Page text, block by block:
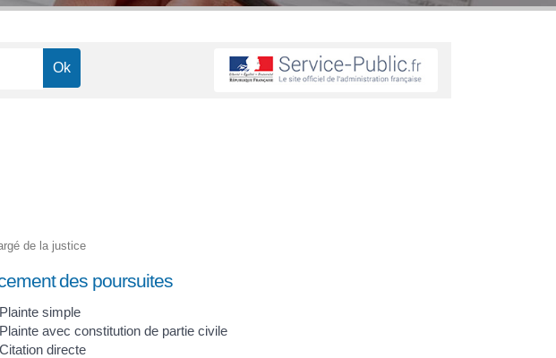
de la justice
des poursuites
Plainte simple
Plainte avec constitution de partie civile
Citation directe